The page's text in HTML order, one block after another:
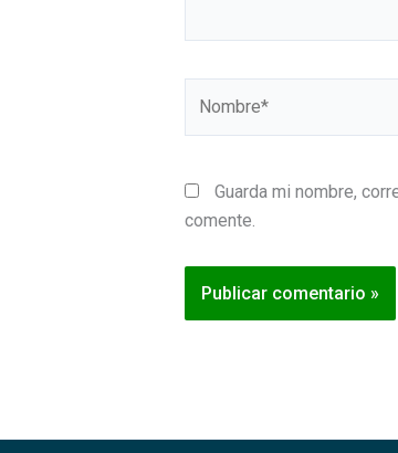
Guarda mi nombre,
comente.